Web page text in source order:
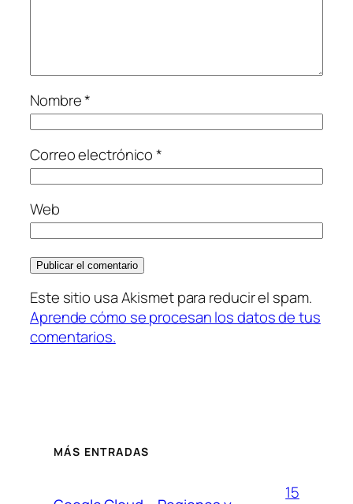
Nombre*
Correo electrónico*
Web
Este sitio usa Akismet para reducir el spam.
Aprende cómo se procesan los datos de tus
comentarios.
MÁS ENTRADAS
15